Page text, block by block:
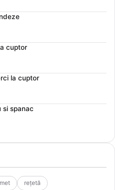
cuptor
la cuptor
si spanac
rețetă